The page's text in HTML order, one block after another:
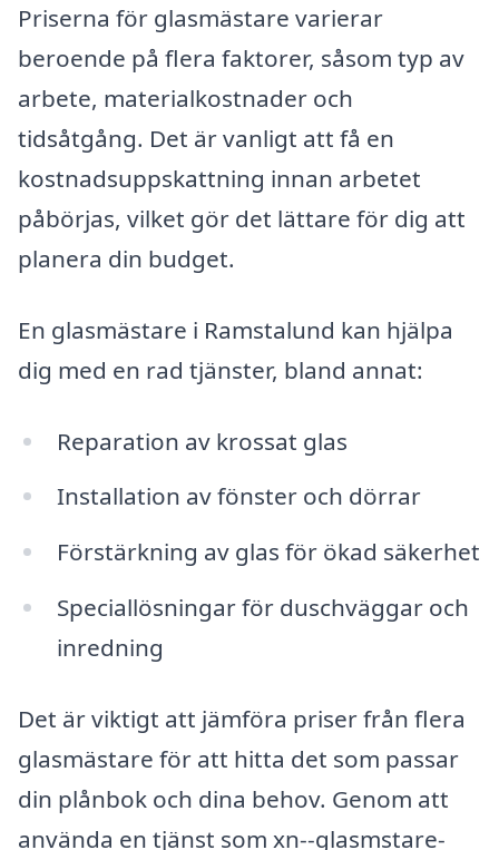
Priserna för glasmästare varierar
beroende på flera faktorer, såsom typ av
arbete, materialkostnader och
tidsåtgång. Det är vanligt att få en
kostnadsuppskattning innan arbetet
påbörjas, vilket gör det lättare för dig att
planera din budget.
En glasmästare i Ramstalund kan hjälpa
dig med en rad tjänster, bland annat:
Reparation av krossat glas
Installation av fönster och dörrar
Förstärkning av glas för ökad säkerhet
Speciallösningar för duschväggar och
inredning
Det är viktigt att jämföra priser från flera
glasmästare för att hitta det som passar
din plånbok och dina behov. Genom att
använda en tjänst som xn--glasmstare-